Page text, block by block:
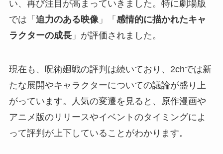
い、再び注目が高まっていきました。特に劇場版
では「 迫力のある映像」「 感情的に描かれたキャ
ラクターの成長」が評価されました。
現在も、呪術廻戦の評判は続いており、2chでは新
たな展開やキャラクターについての議論が盛り上
がっています。人気の変遷を見ると、原作漫画や
アニメ版のリリースやイベントのタイミングによ
って評判が上下していることがわかります。